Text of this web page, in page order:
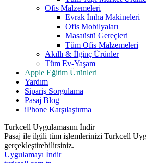
Ofis Malzemeleri
Evrak İmha Makineleri
Ofis Mobilyaları
Masaüstü Gereçleri
Tüm Ofis Malzemeleri
Akıllı & İlginç Ürünler
Tüm Ev-Yaşam
Apple Eğitim Ürünleri
Yardım
Sipariş Sorgulama
Pasaj Blog
iPhone Karşılaştırma
Turkcell Uygulamasını İndir
Pasaj ile ilgili tüm işlemlerinizi Turkcell
gerçekleştirebilirsiniz.
Uygulamayı İndir